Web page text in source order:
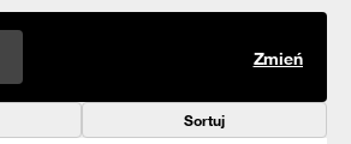
Zmień
Sortuj